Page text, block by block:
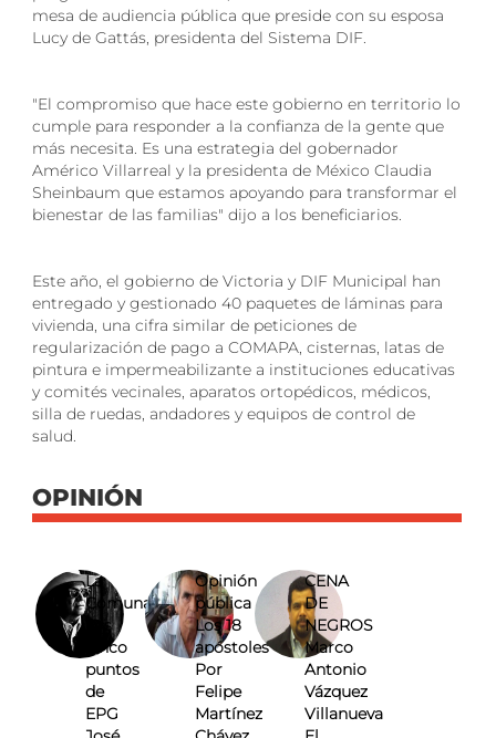
mesa de audiencia pública que preside con su esposa
Lucy de Gattás, presidenta del Sistema DIF.
"El compromiso que hace este gobierno en territorio lo
cumple para responder a la confianza de la gente que
más necesita. Es una estrategia del gobernador
Américo Villarreal y la presidenta de México Claudia
Sheinbaum que estamos apoyando para transformar el
bienestar de las familias" dijo a los beneficiarios.
Este año, el gobierno de Victoria y DIF Municipal han
entregado y gestionado 40 paquetes de láminas para
vivienda, una cifra similar de peticiones de
regularización de pago a COMAPA, cisternas, latas de
pintura e impermeabilizante a instituciones educativas
y comités vecinales, aparatos ortopédicos, médicos,
silla de ruedas, andadores y equipos de control de
salud.
OPINIÓN
La
Comuna
Los
cinco
puntos
de
EPG
Opinión
pública
Los 18
apóstoles
Por
Felipe
Martínez
CENA
DE
NEGROS
Marco
Antonio
Vázquez
Villanueva